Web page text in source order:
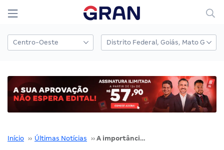
Início ›› Últimas Notícias ›› A importância de elaborar uma boa redação em concursos públicos